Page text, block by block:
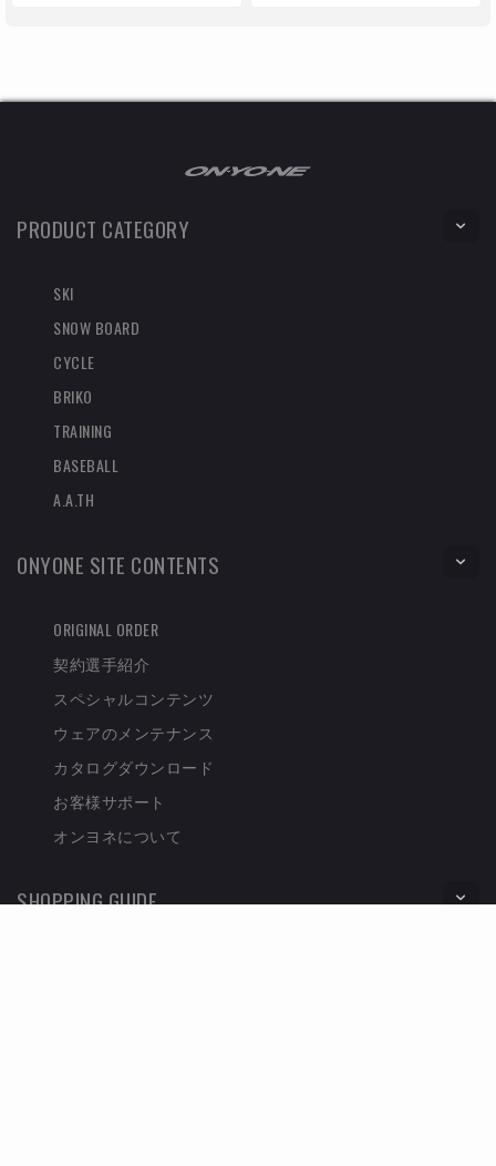
PRODUCT CATEGORY
SKI
SNOW BOARD
CYCLE
BRIKO
TRAINING
BASEBALL
A.A.TH
ONYONE SITE CONTENTS
ORIGINAL ORDER
契約選手紹介
スペシャルコンテンツ
ウェアのメンテナンス
カタログダウンロード
お客様サポート
オンヨネについて
SHOPPING GUIDE